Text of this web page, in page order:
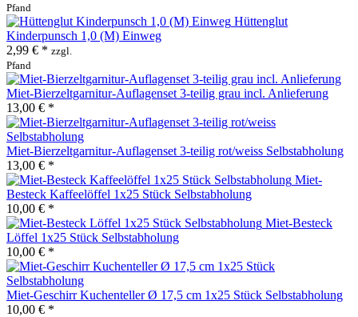
Pfand
Hüttenglut
Kinderpunsch 1,0 (M) Einweg
2,99 € * zzgl.
Pfand
Miet-Bierzeltgarnitur-Auflagenset 3-teilig grau incl. Anlieferung
13,00 € *
Miet-Bierzeltgarnitur-Auflagenset 3-teilig rot/weiss Selbstabholung
13,00 € *
Miet-
Besteck Kaffeelöffel 1x25 Stück Selbstabholung
10,00 € *
Miet-Besteck
Löffel 1x25 Stück Selbstabholung
10,00 € *
Miet-Geschirr Kuchenteller Ø 17,5 cm 1x25 Stück Selbstabholung
10,00 € *